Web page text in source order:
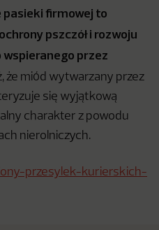
pasieki firmowej to
pszczół i rozwoju
przez
że miód wytwarzany przez
się wyjątkową
charakter z powodu
nierolniczych.
przesylek-kurierskich-